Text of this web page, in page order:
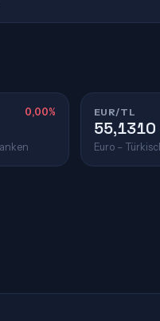
0,00% EUR/TL
55,1310
Euro –